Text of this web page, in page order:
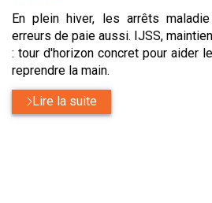
En plein hiver, les arrêts
erreurs de paie aussi. IJSS,
: tour d'horizon concret pour aider
reprendre la main.
Lire la suite